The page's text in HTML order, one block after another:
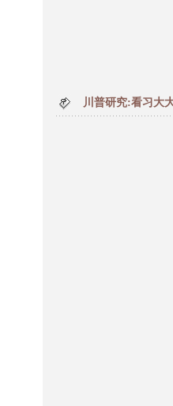
川普研究:看习大